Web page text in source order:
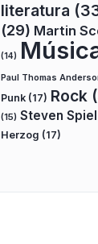
literatura
(29) Martin
(14)
Paul Thomas
Punk (17) Rock
(15) Steven
Herzog (17)